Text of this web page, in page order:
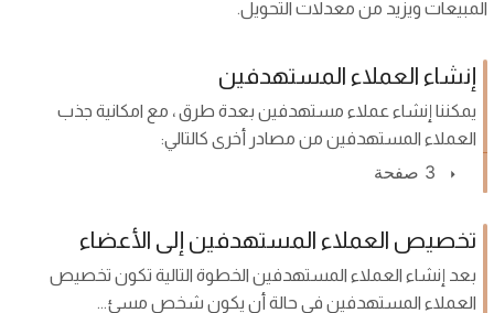
المبيعات ويزيد من معدلات التحويل.
إنشاء العملاء المستهدفين
يمكننا إنشاء عملاء مستهدفين بعدة طرق ، مع امكانية جذب
العملاء المستهدفين من مصادر أخرى كالتالي:
3 صفحة
تخصيص العملاء المستهدفين إلى الأعضاء
بعد إنشاء العملاء المستهدفين الخطوة التالية تكون تخصيص
العملاء المستهدفين في حالة أن يكون شخص مسئ...